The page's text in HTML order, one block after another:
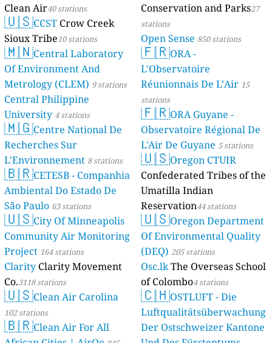
Clean Air40 stations
🇺🇸CCST Crow Creek
Sioux Tribe10 stations
🇲🇳Central Laboratory
Of Environment And
Metrology (CLEM) 9 stations
Central Philippine
University 4 stations
🇲🇬Centre National De
Recherches Sur
L'Environnement 8 stations
🇧🇷CETESB - Companhia
Ambiental Do Estado De
São Paulo 63 stations
🇺🇸City Of Minneapolis
Community Air Monitoring
Project 164 stations
Clarity Clarity Movement
Co.3118 stations
🇺🇸Clean Air Carolina
102 stations
🇧🇷Clean Air For All
Conservation and Parks27
stations
Open Sense 850 stations
🇫🇷ORA -
L'Observatoire
Réunionnais De L’Air 15
stations
🇫🇷ORA Guyane -
Observatoire Régional De
L'Air De Guyane 5 stations
🇺🇸Oregon CTUIR
Confederated Tribes of the
Umatilla Indian
Reservation44 stations
🇺🇸Oregon Department
Of Environmental Quality
(DEQ) 205 stations
Osc.lkThe Overseas School
of Colombo4 stations
🇨🇭OSTLUFT - Die
Luftqualitätsüberwachung
Der Ostschweizer Kantone